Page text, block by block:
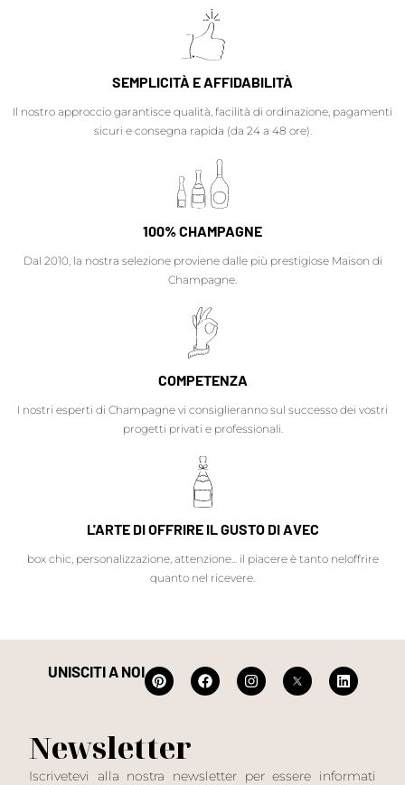
SEMPLICITÀ E AFFIDABILITÀ
Il nostro approccio garantisce qualità, facilità di ordinazione, pagamenti
sicuri e consegna rapida (da 24 a 48 ore).
100% CHAMPAGNE
Dal 2010, la nostra selezione proviene dalle più prestigiose Maison di
Champagne.
COMPETENZA
I nostri esperti di Champagne vi consiglieranno sul successo dei vostri
progetti privati e professionali.
L'ARTE DI OFFRIRE IL GUSTO DI AVEC
box chic, personalizzazione, attenzione... il piacere è tanto neloffrire
quanto nel ricevere.
UNISCITI A NOI
Newsletter
Iscrivetevi alla nostra newsletter per essere informati